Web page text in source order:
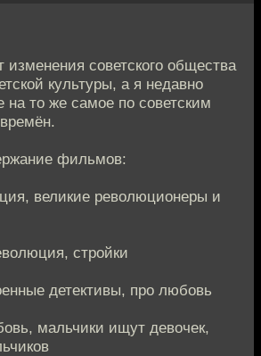
изменения советского общества
культуры, а я недавно
на то же самое по советским
фильмов:
великие революционеры и
стройки
детективы, про любовь
мальчики ищут девочек,